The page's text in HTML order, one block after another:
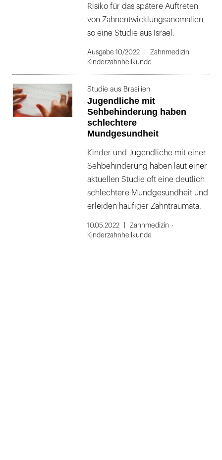
Risiko für das spätere Auftreten
von Zahnentwicklungsanomalien,
so eine Studie aus Israel.
Ausgabe 10/2022
Zahnmedizin
Kinderzahnheilkunde
Studie aus Brasilien
Jugendliche mit
Sehbehinderung haben
schlechtere
Mundgesundheit
Kinder und Jugendliche mit einer
Sehbehinderung haben laut einer
aktuellen Studie oft eine deutlich
schlechtere Mundgesundheit und
erleiden häufiger Zahntraumata.
10.05.2022
Zahnmedizin
Kinderzahnheilkunde